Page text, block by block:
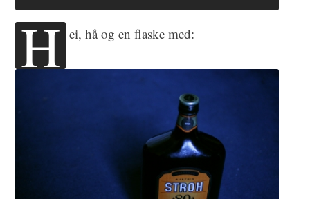
H ei, hå og en flaske med: